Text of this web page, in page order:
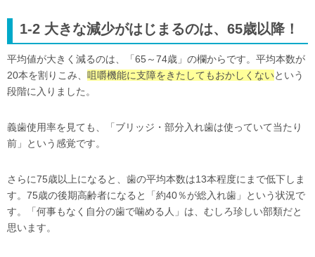
1-2 大きな減少がはじまるのは、65歳以降！
平均値が大きく減るのは、「65～74歳」の欄からです。平均本数が
20本を割りこみ、 咀嚼機能に支障をきたしてもおかしくないという
段階に入りました。
義歯使用率を見ても、「ブリッジ・部分入れ歯は使っていて当たり
前」という感覚です。
さらに75歳以上になると、歯の平均本数は13本程度にまで低下しま
す。75歳の後期高齢者になると「約40％が総入れ歯」という状況で
す。「何事もなく自分の歯で噛める人」は、むしろ珍しい部類だと
思います。